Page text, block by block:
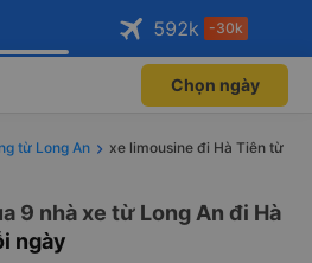
Vexere ngay!
thành viên độc
Mở app
đặt vé máy bay qua
Mở app
592k -30k
Chọn ngày
từ Long An
xe limousine đi Hà Tiên từ
9 nhà xe từ Long An đi Hà
ngày